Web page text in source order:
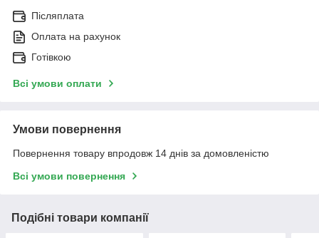
Післяплата
Оплата на рахунок
Готівкою
Всі умови оплати
Умови повернення
Повернення товару впродовж 14 днів за домовленістю
Всі умови повернення
Подібні товари компанії